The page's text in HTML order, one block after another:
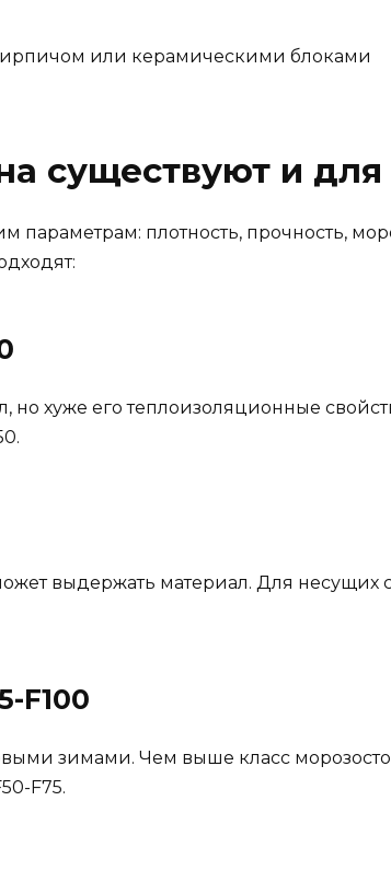
или керамическими блоками
существуют и
параметрам: плотность, прочность,
но хуже его теплоизоляционные
выдержать материал. Для несущих
F100
зимами. Чем выше класс
F75.